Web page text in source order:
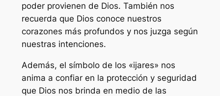
poder provienen de Dios. También nos
recuerda que Dios conoce nuestros
corazones más profundos y nos juzga según
nuestras intenciones.
Además, el símbolo de los «ijares» nos
anima a confiar en la protección y seguridad
que Dios nos brinda en medio de las